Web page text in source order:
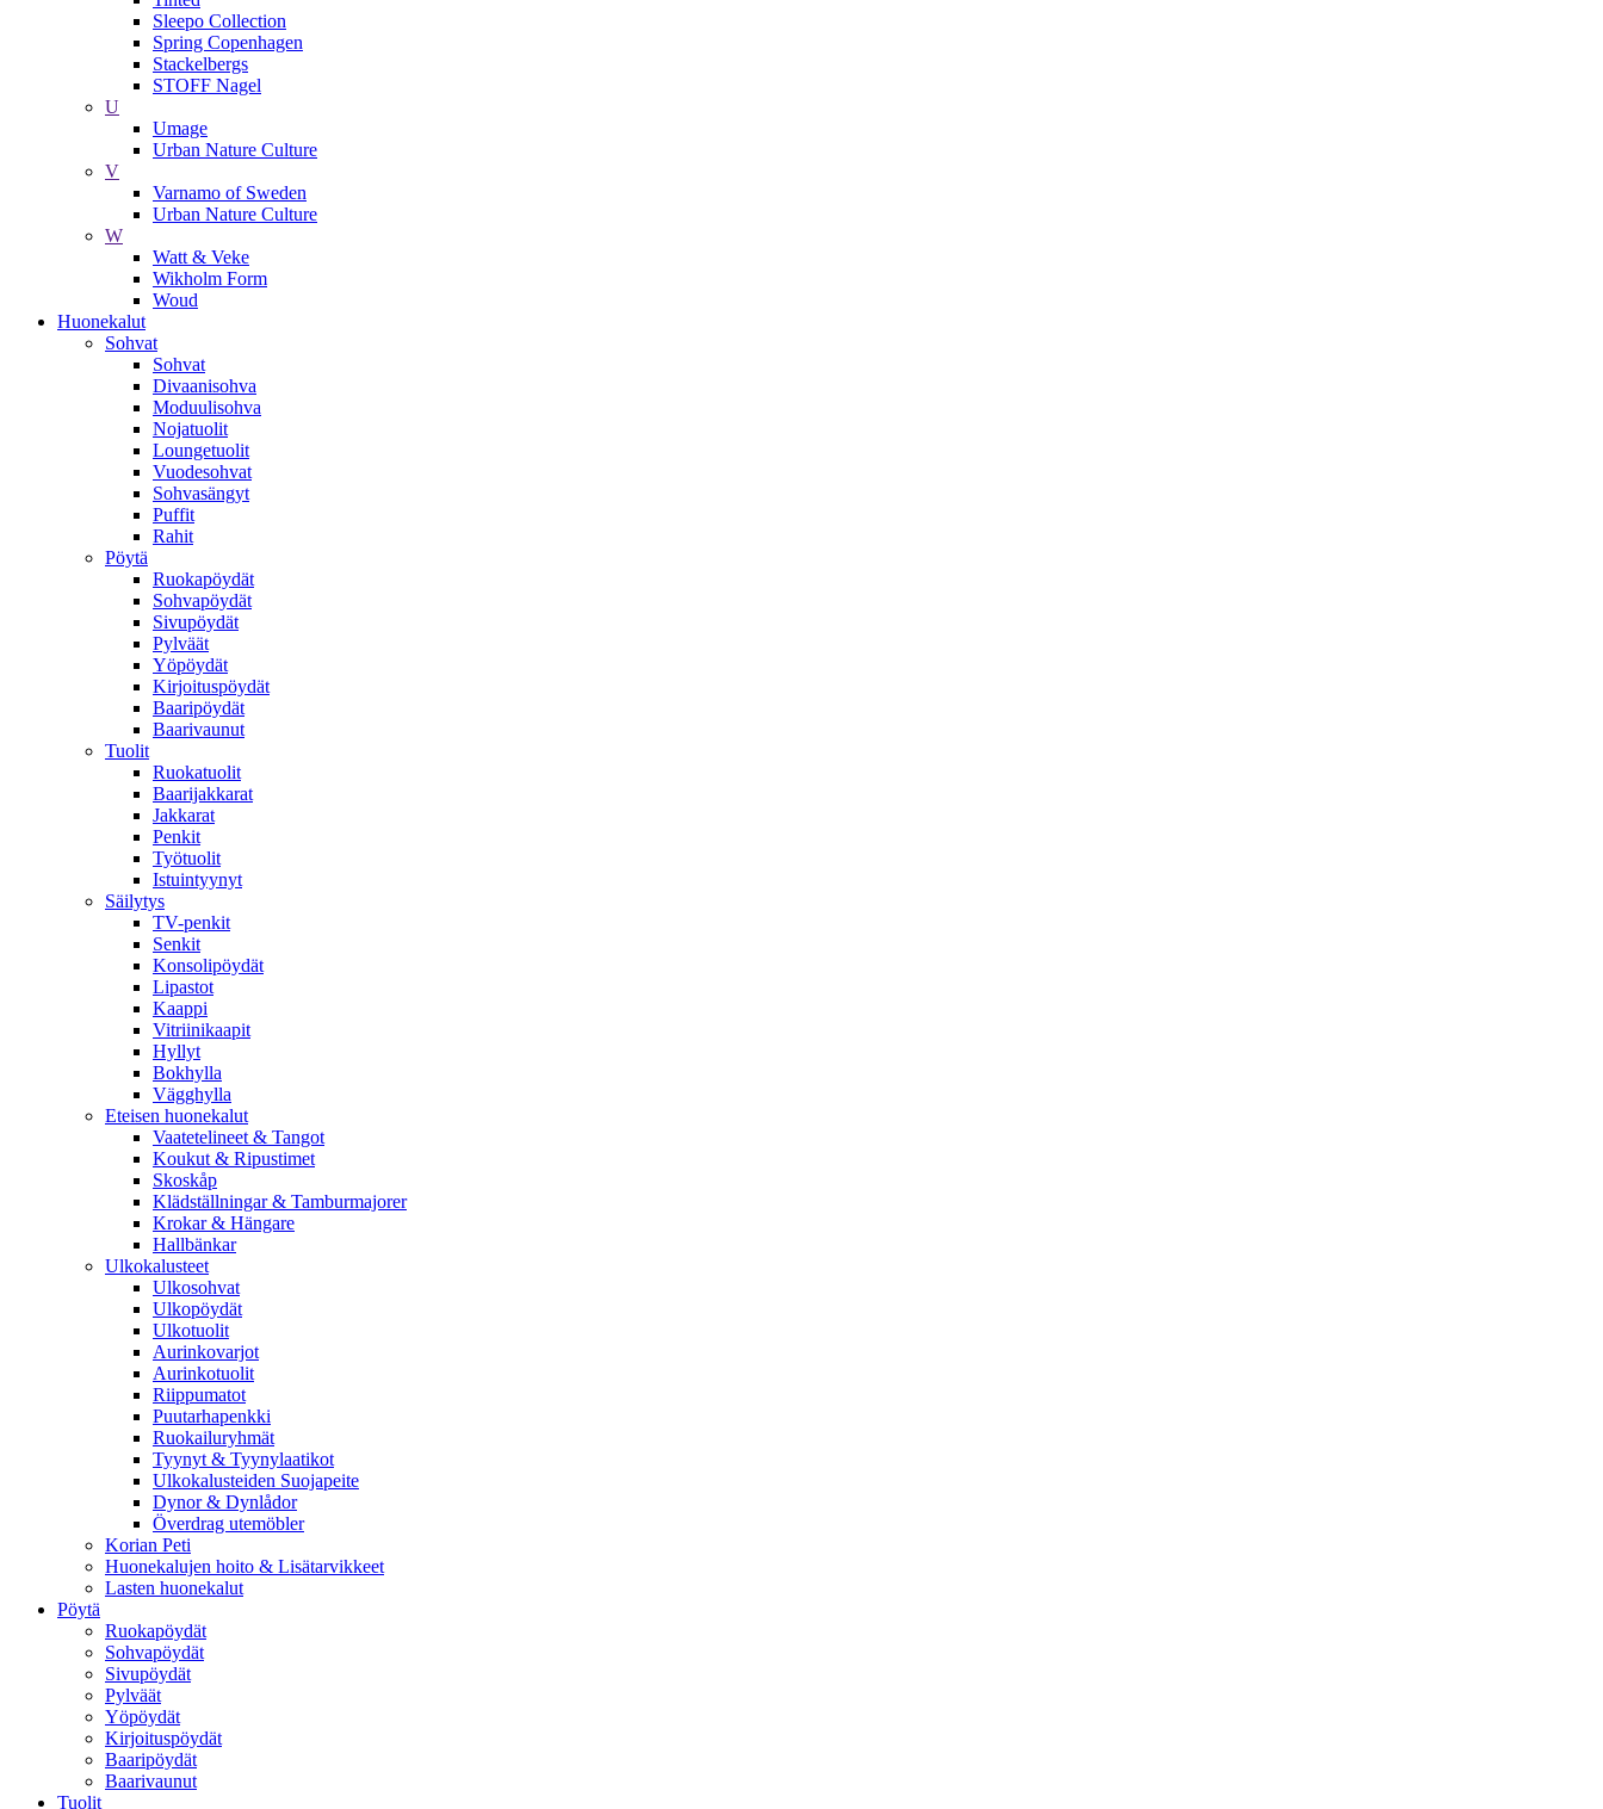
Sleepo Collection
Spring Copenhagen
Stackelbergs
STOFF Nagel
U
Umage
Urban Nature Culture
V
Varnamo of Sweden
Urban Nature Culture
W
Watt & Veke
Wikholm Form
Woud
Huonekalut
Sohvat
Sohvat
Divaanisohva
Moduulisohva
Nojatuolit
Loungetuolit
Vuodesohvat
Sohvasängyt
Puffit
Rahit
Pöytä
Ruokapöydät
Sohvapöydät
Sivupöydät
Pylväät
Yöpöydät
Kirjoituspöydät
Baaripöydät
Baarivaunut
Tuolit
Ruokatuolit
Baarijakkarat
Jakkarat
Penkit
Työtuolit
Istuintyynyt
Säilytys
TV-penkit
Senkit
Konsolipöydät
Lipastot
Kaappi
Vitriinikaapit
Hyllyt
Bokhylla
Vägghylla
Eteisen huonekalut
Vaatetelineet & Tangot
Koukut & Ripustimet
Skoskåp
Klädställningar & Tamburmajorer
Krokar & Hängare
Hallbänkar
Ulkokalusteet
Ulkosohvat
Ulkopöydät
Ulkotuolit
Aurinkovarjot
Aurinkotuolit
Riippumatot
Puutarhapenkki
Ruokailuryhmät
Tyynyt & Tyynylaatikot
Ulkokalusteiden Suojapeite
Dynor & Dynlådor
Överdrag utemöbler
Korian Peti
Huonekalujen hoito & Lisätarvikkeet
Lasten huonekalut
Pöytä
Ruokapöydät
Sohvapöydät
Sivupöydät
Pylväät
Yöpöydät
Kirjoituspöydät
Baaripöydät
Baarivaunut
Tuolit